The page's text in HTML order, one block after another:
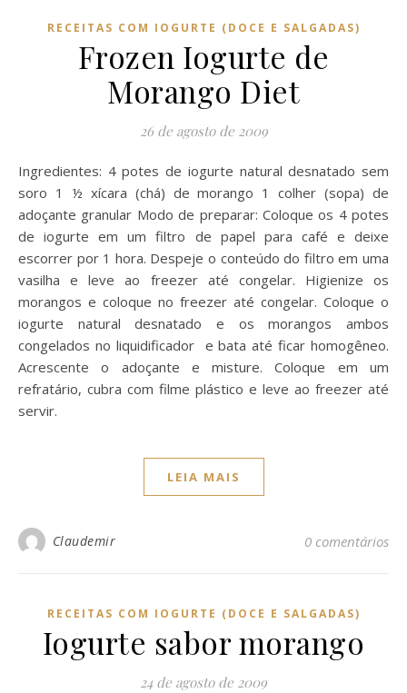
RECEITAS COM IOGURTE (DOCE E SALGADAS)
Frozen Iogurte de
Morango Diet
26 de agosto de 2009
Ingredientes: 4 potes de iogurte natural desnatado sem
soro 1 ½ xícara (chá) de morango 1 colher (sopa) de
adoçante granular Modo de preparar: Coloque os 4 potes
de iogurte em um filtro de papel para café e deixe
escorrer por 1 hora. Despeje o conteúdo do filtro em uma
vasilha e leve ao freezer até congelar. Higienize os
morangos e coloque no freezer até congelar. Coloque o
iogurte natural desnatado e os morangos ambos
congelados no liquidificador e bata até ficar homogêneo.
Acrescente o adoçante e misture. Coloque em um
refratário, cubra com filme plástico e leve ao freezer até
servir.
LEIA MAIS
Claudemir 0 comentários
RECEITAS COM IOGURTE (DOCE E SALGADAS)
Iogurte sabor morango
24 de agosto de 2009